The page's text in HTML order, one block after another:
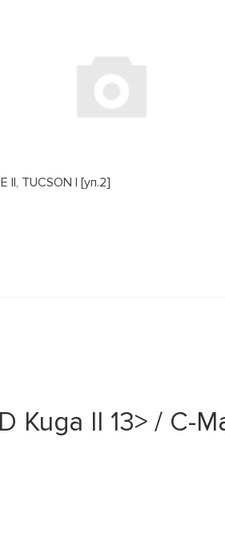
II, TUCSON I [уп.2]
II 13> / C-